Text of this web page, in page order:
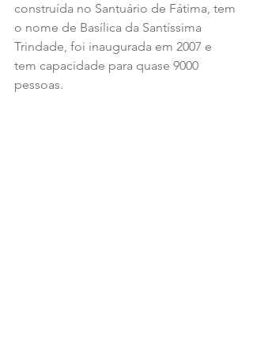
construída no Santuário de Fátima, tem
o nome de Basílica da Santíssima
Trindade, foi inaugurada em 2007 e
tem capacidade para quase 9000
pessoas.